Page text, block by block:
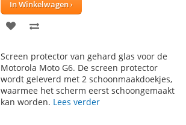
In Winkelwagen
VOEG
AAN
VERLANGLIJST
TE
VERGELIJKEN
Screen protector van gehard glas voor de
Motorola Moto G6. De screen protector
wordt geleverd met 2 schoonmaakdoekjes,
waarmee het scherm eerst schoongemaakt
kan worden. Lees verder